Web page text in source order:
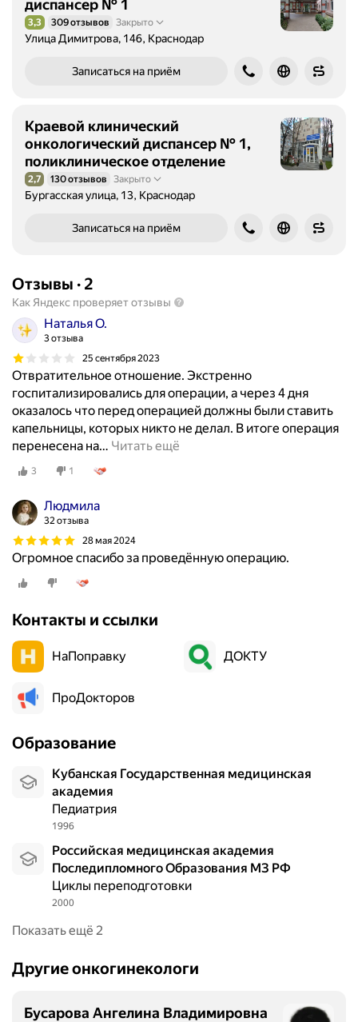
диспансер № 1
Рейтинг 3,3 из 5
3,3 309 отзывов Закрыто
Улица Димитрова, 146, Краснодар
Записаться на приём
Краевой клинический
онкологический диспансер № 1,
поликлиническое отделение
Рейтинг 2,7 из 5
2,7 130 отзывов Закрыто
Бургасская улица, 13, Краснодар
Записаться на приём
Отзывы · 2
Как Яндекс проверяет отзывы
Наталья О.
3 отзыва
25 сентября 2023
Отвратительное отношение. Экстренно
госпитализировались для операции, а через 4 дня
оказалось что перед операцией должны были ставить
капельницы, которых никто не делал. В итоге операция
перенесена на… Читать ещё
3 1
Людмила
32 отзыва
28 мая 2024
Огромное спасибо за проведённую операцию.
Контакты и ссылки
НаПоправку ДОКТУ
ПроДокторов
Образование
Кубанская Государственная медицинская
академия
Педиатрия
1996
Российская медицинская академия
Последипломного Образования МЗ РФ
Циклы переподготовки
2000
Показать ещё 2
Другие онкогинекологи
Бусарова Ангелина Владимировна